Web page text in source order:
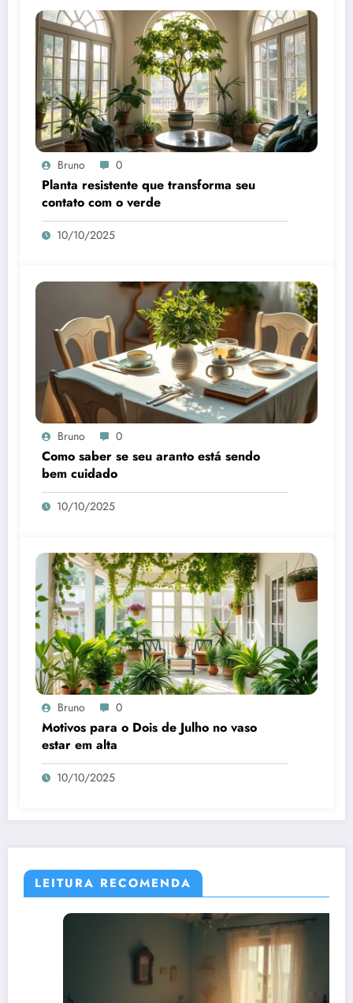
Bruno 0
Planta resistente que transforma seu
contato com o verde
10/10/2025
Bruno 0
Como saber se seu aranto está sendo
bem cuidado
10/10/2025
Bruno 0
Motivos para o Dois de Julho no vaso
estar em alta
10/10/2025
LEITURA RECOMENDA